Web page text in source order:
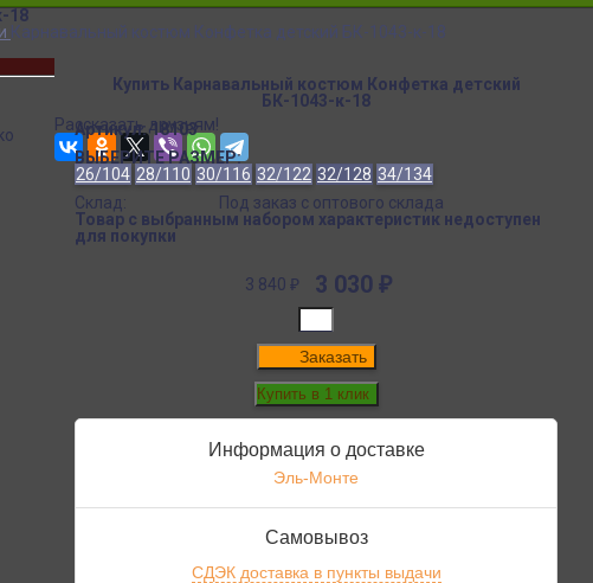
18
Карнавальный костюм Конфетка детский БК-1043-к-18
Купить Карнавальный костюм Конфетка детский
БК-1043-к-18
Артикул:18103
ВЫБЕРИТЕ РАЗМЕР:
26/104 28/110 30/116 32/122 32/128 34/134
Склад:
Под заказ с оптового склада
Товар с выбранным набором характеристик недоступен
для покупки
3 840 ₽ 3 030 ₽
Заказать
Информация о доставке
Эль-Монте
Самовывоз
СДЭК доставка в пункты выдачи
Рассказать друзьям!